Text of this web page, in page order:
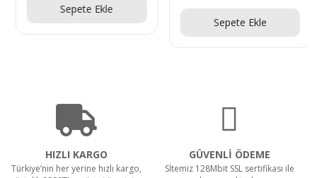
Sepete Ekle
Sepete Ekle
HIZLI KARGO
Türkiye’nin her yerine hızlı kargo,
GÜVENLİ ÖDEME
Sİtemiz 128Mbit SSL sertifikası ile